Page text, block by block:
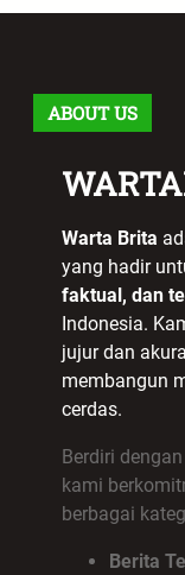
ABOUT US
Warta Brita
yang hadir
faktual, dan
Indonesia.
jujur dan
membangun
cerdas.
Berdiri
kami
berbagai
Berita